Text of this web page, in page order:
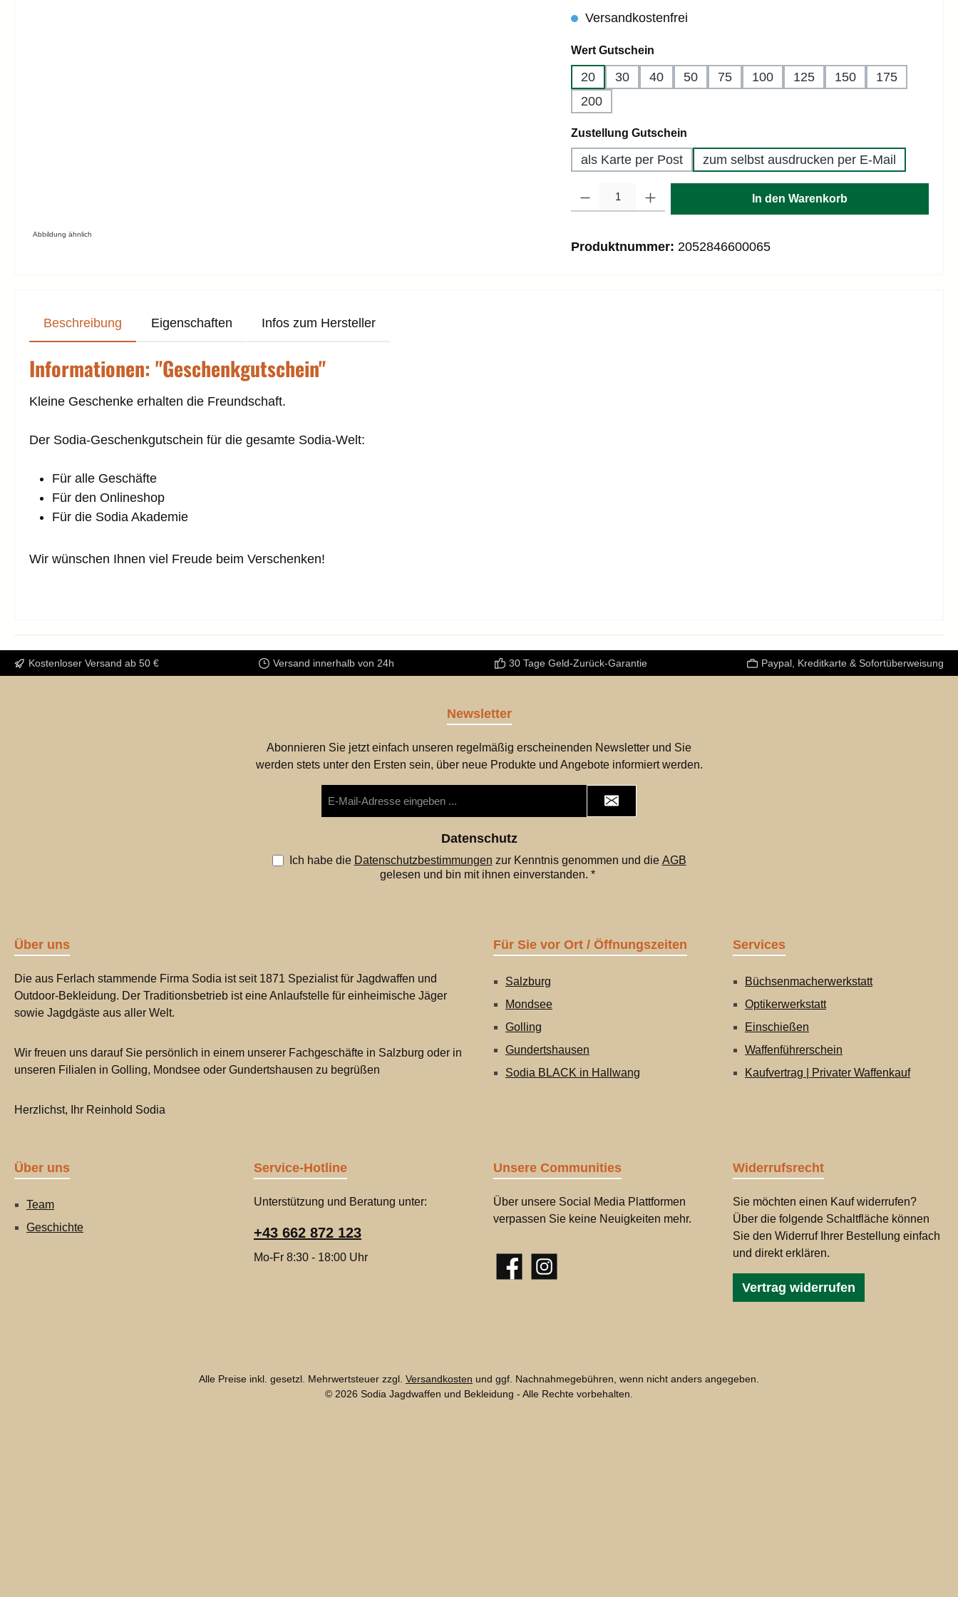
Abbildung ähnlich
Versandkostenfrei
Wert Gutscheinauswählen
20 30 40 50 75 100 125 150
175
200
Zustellung Gutscheinauswählen
als Karte per Post zum selbst ausdrucken per E-Mail
In den Warenkorb
Produktnummer: 2052846600065
Beschreibung Eigenschaften Infos zum Hersteller
Informationen: "Geschenkgutschein"
Kleine Geschenke erhalten die Freundschaft.
Der Sodia-Geschenkgutschein für die gesamte Sodia-Welt:
Für alle Geschäfte
Für den Onlineshop
Für die Sodia Akademie
Wir wünschen Ihnen viel Freude beim Verschenken!
Kostenloser Versand ab 50 € Versand innerhalb von 24h 30 Tage Geld-Zurück-Garantie Paypal, Kreditkarte & Sofortüberweisung
Newsletter
Abonnieren Sie jetzt einfach unseren regelmäßig erscheinenden Newsletter und Sie
werden stets unter den Ersten sein, über neue Produkte und Angebote informiert werden.
Mail-
Datenschutz
Ich habe die Datenschutzbestimmungen zur Kenntnis genommen und die AGB
gelesen und bin mit ihnen einverstanden. *
Über uns
Die aus Ferlach stammende Firma Sodia ist seit 1871 Spezialist für Jagdwaffen und
Outdoor-Bekleidung. Der Traditionsbetrieb ist eine Anlaufstelle für einheimische Jäger
sowie Jagdgäste aus aller Welt.
Wir freuen uns darauf Sie persönlich in einem unserer Fachgeschäfte in Salzburg oder in
unseren Filialen in Golling, Mondsee oder Gundertshausen zu begrüßen
Herzlichst, Ihr Reinhold Sodia
Für Sie vor Ort / Öffnungszeiten
Salzburg
Mondsee
Golling
Gundertshausen
Sodia BLACK in Hallwang
Services
Büchsenmacherwerkstatt
Optikerwerkstatt
Einschießen
Waffenführerschein
Kaufvertrag | Privater Waffenkauf
Über uns
Team
Geschichte
Service-Hotline
Unterstützung und Beratung unter:
+43 662 872 123
Mo-Fr 8:30 - 18:00 Uhr
Unsere Communities
Über unsere Social Media Plattformen
verpassen Sie keine Neuigkeiten mehr.
FacebookInstagram
Widerrufsrecht
Sie möchten einen Kauf widerrufen?
Über die folgende Schaltfläche können
Sie den Widerruf Ihrer Bestellung einfach
und direkt erklären.
Vertrag widerrufen
Alle Preise inkl. gesetzl. Mehrwertsteuer zzgl. Versandkosten und ggf. Nachnahmegebühren, wenn nicht anders angegeben.
© 2026 Sodia Jagdwaffen und Bekleidung - Alle Rechte vorbehalten.